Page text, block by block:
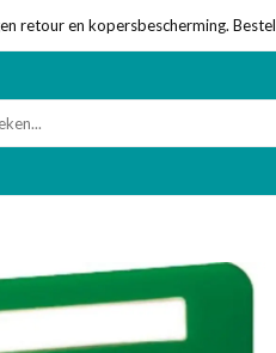
retour en kopersbescherming.